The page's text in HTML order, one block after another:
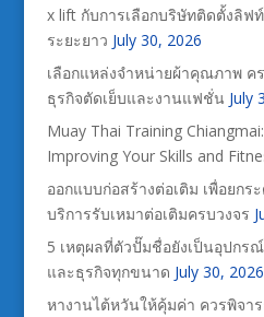
x lift กับการเลือกบริษัทติดตั้งลิฟ
ระยะยาว July 30, 2026
เลือกแหล่งจำหน่ายผ้าคุณภาพ ค
ธุรกิจตัดเย็บและงานแฟชั่น July
Muay Thai Training
Improving Your Skills and
ออกแบบก่อสร้างต่อเติม เพื่อยก
บริการรับเหมาต่อเติมครบวงจร
5 เหตุผลที่ตัวปั๊มชื่อยังเป็นอุปก
และธุรกิจทุกขนาด July 30, 2026
หางานไต้หวันให้คุ้มค่า ควรพิจา